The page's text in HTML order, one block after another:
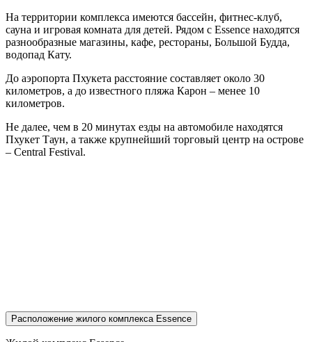
На территории комплекса имеются бассейн, фитнес-клуб,
сауна и игровая комната для детей. Рядом с Essence находятся
разнообразные магазины, кафе, рестораны, Большой Будда,
водопад Кату.
До аэропорта Пхукета расстояние составляет около 30
километров, а до известного пляжа Карон – менее 10
километров.
Не далее, чем в 20 минутах езды на автомобиле находятся
Пхукет Таун, а также крупнейший торговый центр на острове
– Central Festival.
Расположение жилого комплекса Essence